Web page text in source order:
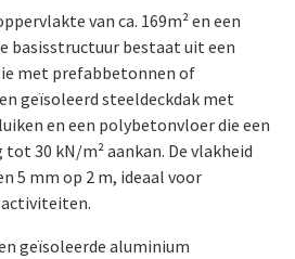
van ca. 169m² en een
basisstructuur bestaat uit een
met prefabbetonnen of
geïsoleerd steeldeckdak met
en een polybetonvloer die een
30 kN/m² aankan. De vlakheid
5 mm op 2 m, ideaal voor
geïsoleerde aluminium